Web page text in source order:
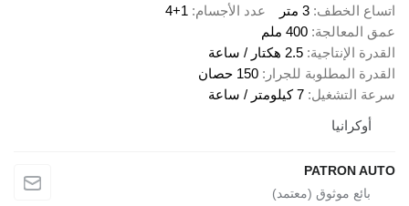
اتساع الخطف 3 متر عدد الأجسام 4+1
عمق المعالجة 400 ملم
القدرة الإنتاجية 2.5 هكتار / ساعة
القدرة المطلوبة للجرار
150 حصان
سرعة التشغيل 7 كيلومتر / ساعة
أوكرانيا
PATRON AUTO